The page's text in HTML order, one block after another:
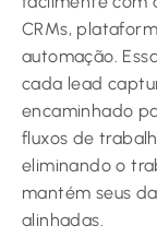
CRMs,
automação.
cada lead
encaminhado
fluxos de
eliminando o
mantém seus
alinhadas.